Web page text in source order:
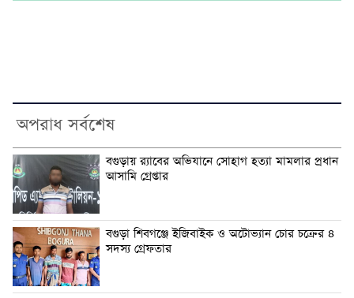
অপরাধ সর্বশেষ
‎বগুড়ায় র‍্যাবের অভিযানে সোহাগ হত্যা মামলার প্রধান
আসামি গ্রেপ্তার
বগুড়া শিবগঞ্জে ইজিবাইক ও অটোভ্যান চোর চক্রের ৪
সদস্য গ্রেফতার